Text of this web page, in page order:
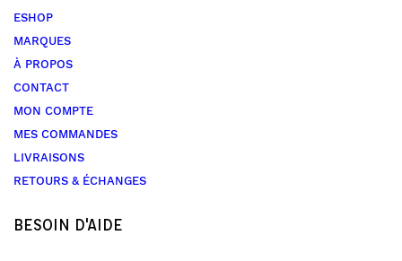
ESHOP
MARQUES
À PROPOS
CONTACT
MON COMPTE
MES COMMANDES
LIVRAISONS
RETOURS & ÉCHANGES
BESOIN D'AIDE